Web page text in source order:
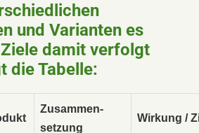
und Varianten es
damit verfolgt
die Tabelle:
Zusammen-
setzung
Wirkung /